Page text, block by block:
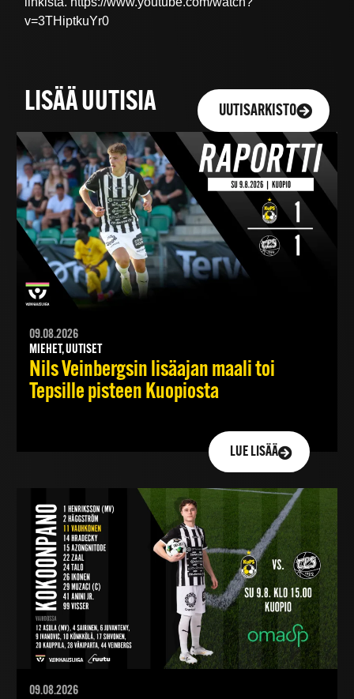
v=3THiptkuYr0
LISÄÄ UUTISIA UUTISARKISTO
09.08.2026
MIEHET, UUTISET
Nils Veinbergsin lisäajan maali toi
Tepsille pisteen Kuopiosta
LUE LISÄÄ
09.08.2026